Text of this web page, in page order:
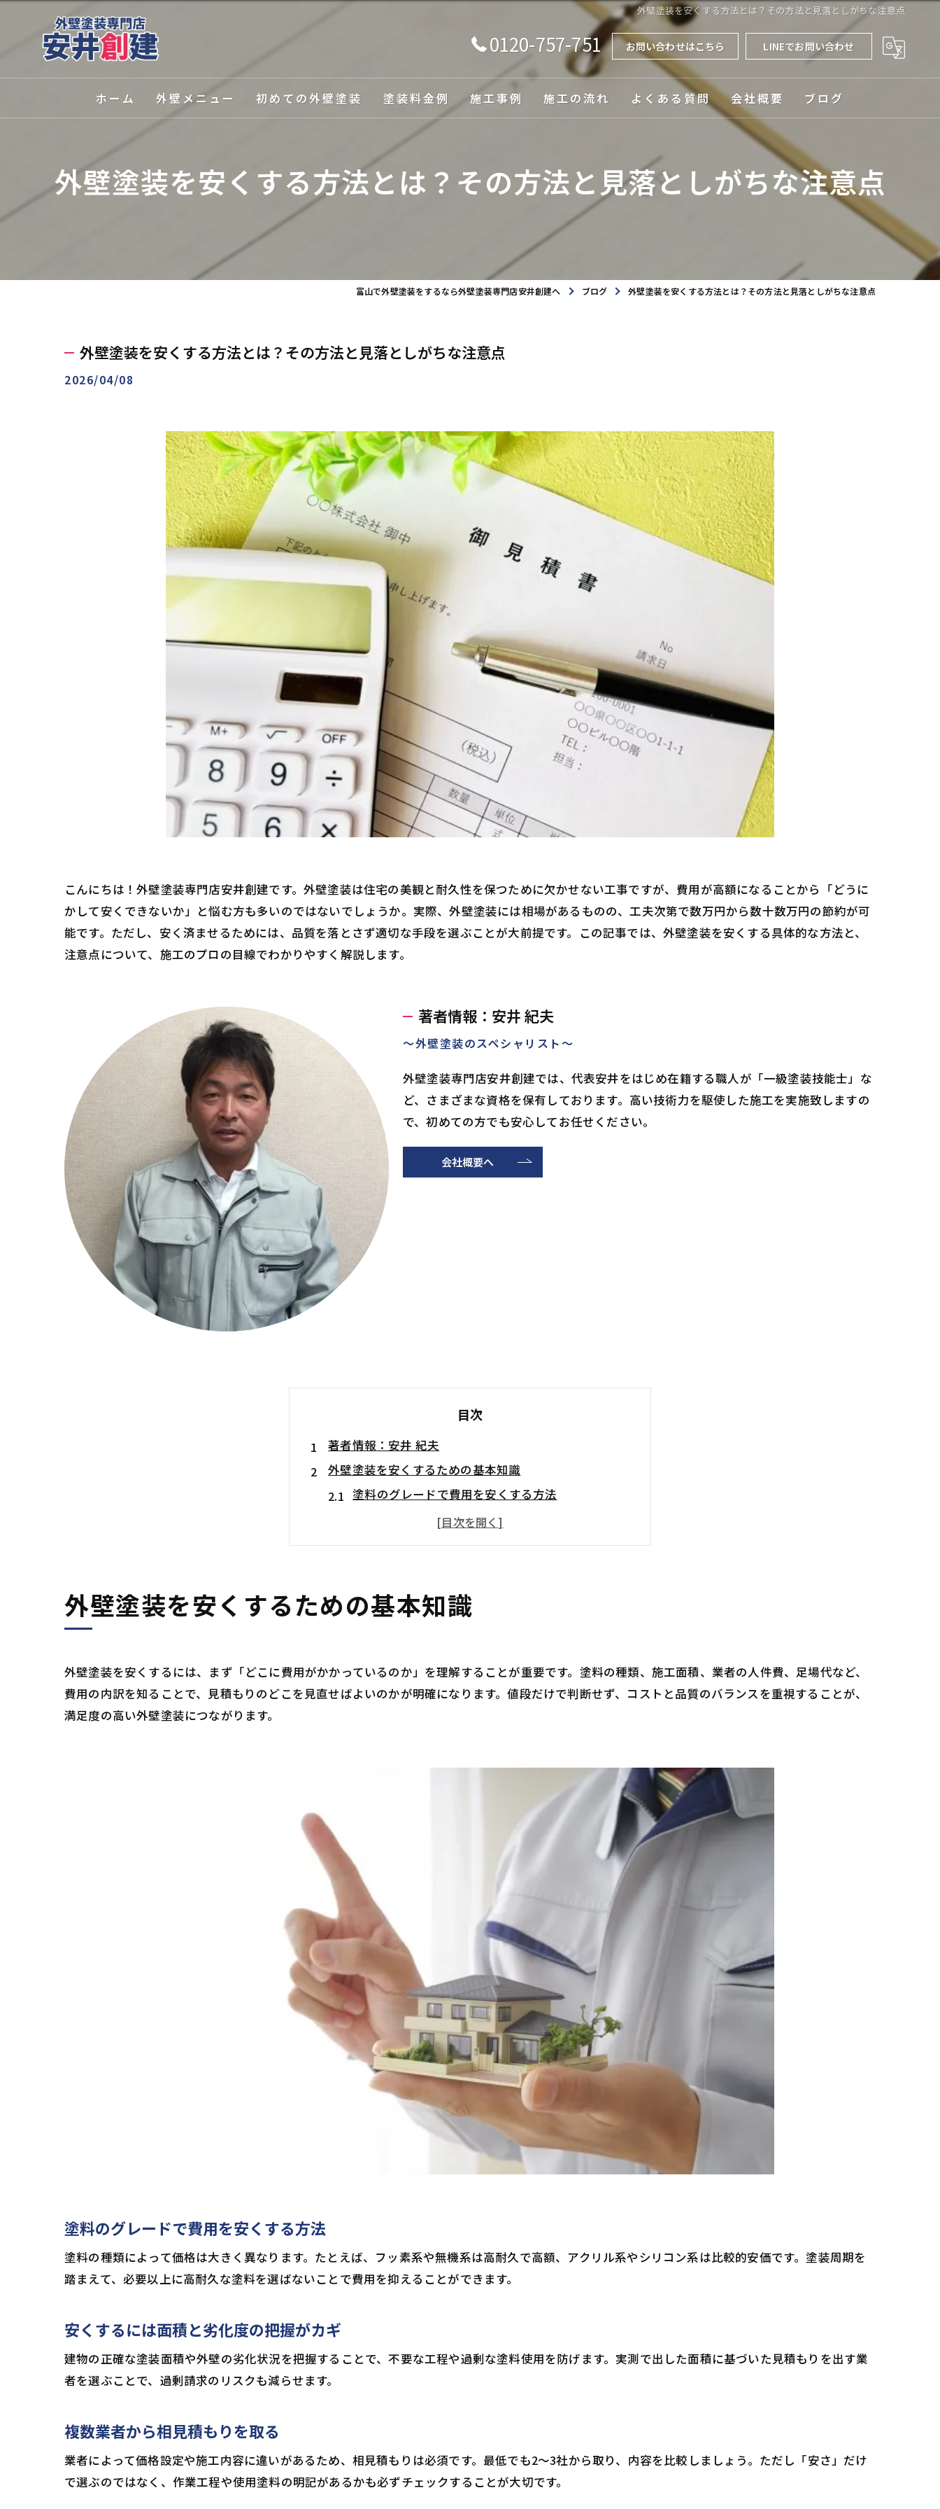
外壁塗装を安くする方法とは？その方法と見落としがちな注意点
0120-757-751 お問い合わせはこちら LINEでお問い合わせ
ホーム 外壁メニュー
屋根塗装
初めての外壁塗装
塗装の種類
カラーシミュレーション
塗装料金例 施工事例 施工の流れ よくある質問 会社概要
対応エリア
ブログ
外壁塗装を安くする方法とは？その方法と見落としがちな注意点
富山で外壁塗装をするなら外壁塗装専門店安井創建へ ブログ 外壁塗装を安くする方法とは？その方法と見落としがちな注意点
外壁塗装を安くする方法とは？その方法と見落としがちな注意点
2026/04/08
こんにちは！外壁塗装専門店安井創建です。外壁塗装は住宅の美観と耐久性を保つために欠かせない工事ですが、費用が高額になることから「どうに
かして安くできないか」と悩む方も多いのではないでしょうか。実際、外壁塗装には相場があるものの、工夫次第で数万円から数十数万円の節約が可
能です。ただし、安く済ませるためには、品質を落とさず適切な手段を選ぶことが大前提です。この記事では、外壁塗装を安くする具体的な方法と、
注意点について、施工のプロの目線でわかりやすく解説します。
著者情報：安井 紀夫
～外壁塗装のスペシャリスト～
外壁塗装専門店安井創建では、代表安井をはじめ在籍する職人が「一級塗装技能士」な
ど、さまざまな資格を保有しております。高い技術力を駆使した施工を実施致しますの
で、初めての方でも安心してお任せください。
会社概要へ
目次
著者情報：安井 紀夫
外壁塗装を安くするための基本知識
塗料のグレードで費用を安くする方法
安くするには面積と劣化度の把握がカギ
複数業者から相見積もりを取る
安くするなら閑散期を狙うのが効果的
安くするには屋根との同時施工もおすすめ
外壁塗装費用を安くするときの注意点
外壁塗装を安くしたいが手抜き工事には要注意
外壁塗装を安くするための基本知識
外壁塗装を安くするには、まず「どこに費用がかかっているのか」を理解することが重要です。塗料の種類、施工面積、業者の人件費、足場代など、
費用の内訳を知ることで、見積もりのどこを見直せばよいのかが明確になります。値段だけで判断せず、コストと品質のバランスを重視することが、
満足度の高い外壁塗装につながります。
塗料のグレードで費用を安くする方法
塗料の種類によって価格は大きく異なります。たとえば、フッ素系や無機系は高耐久で高額、アクリル系やシリコン系は比較的安価です。塗装周期を
踏まえて、必要以上に高耐久な塗料を選ばないことで費用を抑えることができます。
安くするには面積と劣化度の把握がカギ
建物の正確な塗装面積や外壁の劣化状況を把握することで、不要な工程や過剰な塗料使用を防げます。実測で出した面積に基づいた見積もりを出す業
者を選ぶことで、過剰請求のリスクも減らせます。
複数業者から相見積もりを取る
業者によって価格設定や施工内容に違いがあるため、相見積もりは必須です。最低でも2〜3社から取り、内容を比較しましょう。ただし「安さ」だけ
で選ぶのではなく、作業工程や使用塗料の明記があるかも必ずチェックすることが大切です。